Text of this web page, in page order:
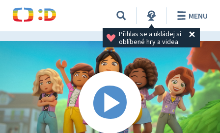
Přihlas se a ukládej si
oblíbené hry a videa.
MENU